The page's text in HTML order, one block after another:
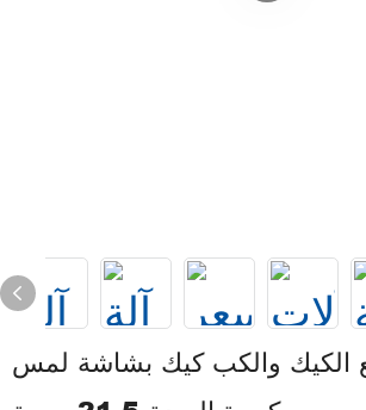
الكيك والكب كيك بشاشة لمس